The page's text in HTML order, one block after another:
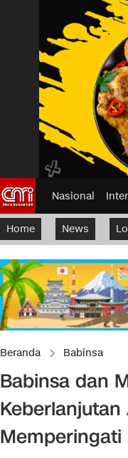
Nasional
Home News
Beranda Babinsa
Babinsa dan
Memperingati